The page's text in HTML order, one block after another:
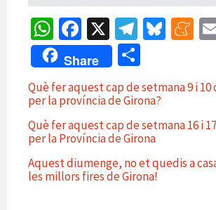
W
h
at
sA
p
p
Fa
ce
b
o
o
k
X
Te
le
gr
a
m
Bl
ky
M
ea
m
Share
m
p
ar
te
ix
Què fer aquest cap de setmana 9 i
per la província de Girona?
Què fer aquest cap de setmana 16 i
per la Província de Girona
Aquest diumenge, no et quedis a
les millors fires de Girona!